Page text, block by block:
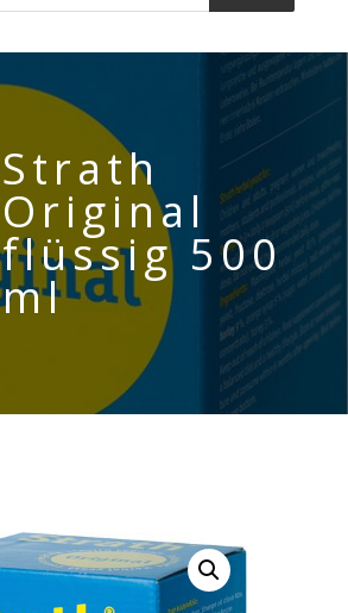
Strath
Original
flüssig 500
ml